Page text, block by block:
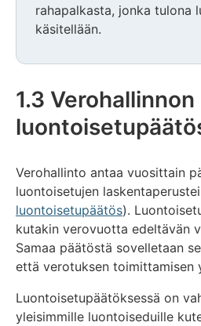
rahapalkasta, jonka tulona
käsitellään.
1.3 Verohallinnon
Verohallinto antaa vuosittain
luontoisetujen
luontoisetupäätös).
kutakin verovuotta edeltävän
Samaa päätöstä sovelletaan
että verotuksen toimittamisen
Luontoisetupäätöksessä on
yleisimmille luontoiseduille